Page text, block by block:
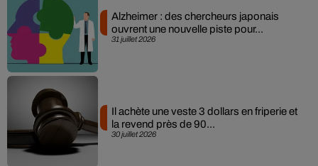
31 juillet 2026
Alzheimer : des chercheurs japonais
ouvrent une nouvelle piste pour...
30 juillet 2026
Il achète une veste 3 dollars en friperie et
la revend près de 90...